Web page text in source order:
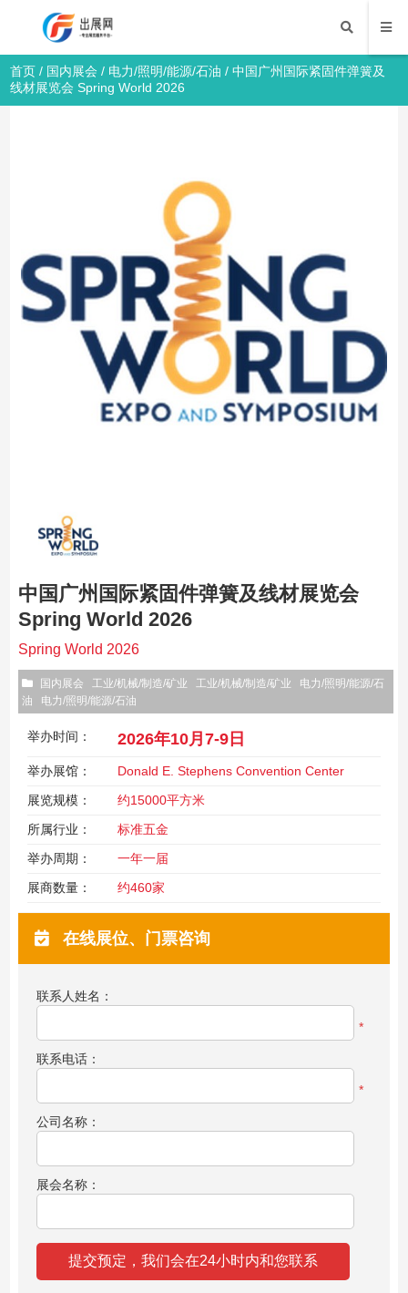
首页 / 国内展会 / 电力/照明/能源/石油 / 中国广州国际紧固件弹簧及
线材展览会 Spring World 2026
中国广州国际紧固件弹簧及线材展览会
Spring World 2026
Spring World 2026
国内展会 工业/机械/制造/矿业 工业/机械/制造/矿业
电力/照明/能源/石
油
电力/照明/能源/石油
举办时间： 2026年10月7-9日
举办展馆：
Donald E. Stephens Convention Center
展览规模：
约15000平方米
所属行业：
标准五金
举办周期：
一年一届
展商数量：
约460家
在线展位、门票咨询
联系人姓名：
*
联系电话：
*
公司名称：
展会名称：